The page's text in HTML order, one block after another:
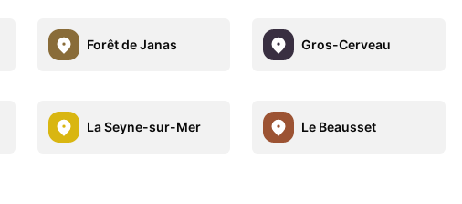
Forêt de Janas Gros-Cerveau
La Seyne-sur-Mer Le Beausset